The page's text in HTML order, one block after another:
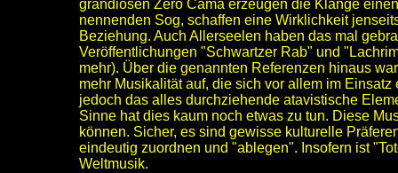
grandiosen Zero Cama erzeugen die Klänge
nennenden Sog, schaffen eine Wirklichkeit
Beziehung. Auch Allerseelen haben das mal
Veröffentlichungen "Schwartzer Rab" und
mehr). Über die genannten Referenzen hinaus
mehr Musikalität auf, die sich vor allem im
jedoch das alles durchziehende atavistische
Sinne hat dies kaum noch etwas zu tun. Diese
können. Sicher, es sind gewisse kulturelle
eindeutig zuordnen und "ablegen". Insofern ist
Weltmusik.